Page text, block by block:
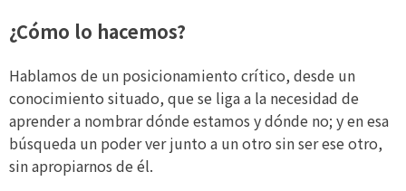
¿Cómo lo hacemos?
Hablamos de un posicionamiento crítico, desde un
conocimiento situado, que se liga a la necesidad de
aprender a nombrar dónde estamos y dónde no; y en esa
búsqueda un poder ver junto a un otro sin ser ese otro,
sin apropiarnos de él.